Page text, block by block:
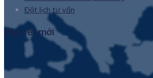
Đặt lịch tư vấn
Bài viết mới